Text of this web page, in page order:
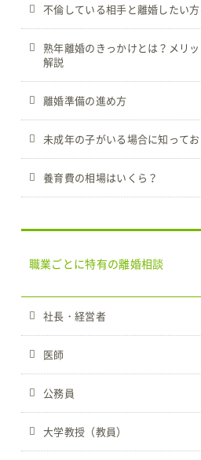
不倫している相手と離婚したい
熟年離婚のきっかけとは？メリ
解説
離婚準備の進め方
未成年の子がいる場合に知って
養育費の相場はいくら？
職業ごとに特有の離婚相談
社長・経営者
医師
公務員
大学教授（教員）